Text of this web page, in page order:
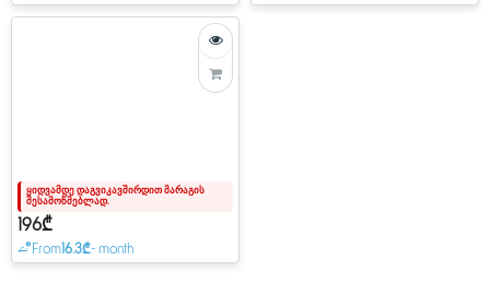
ყიდვამდე დაგვიკავშირდით მარაგის
შესამოწმებლად.
196₾
From16.3₾- month